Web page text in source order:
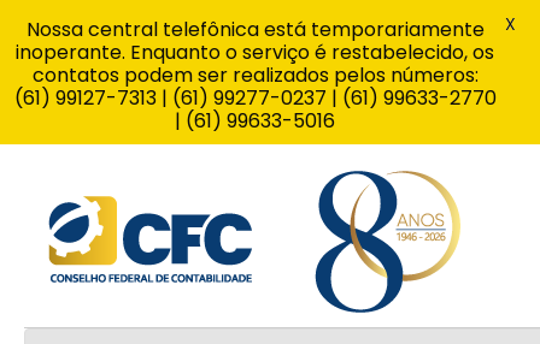
Nossa central telefônica está temporariamente
inoperante. Enquanto o serviço é restabelecido, os
contatos podem ser realizados pelos números:
(61) 99127-7313 | (61) 99277-0237 | (61) 99633-2770
| (61) 99633-5016
X